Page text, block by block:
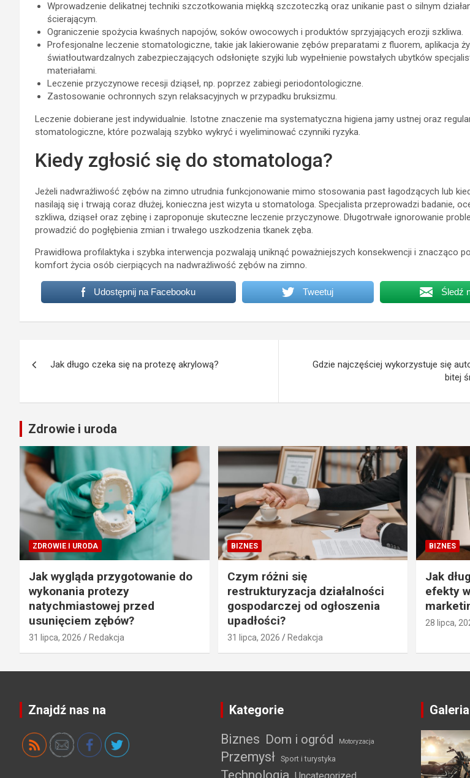
Wprowadzenie delikatnej techniki szczotkowania miękką szczoteczką oraz unikanie past o silnym
ścierającym.
Ograniczenie spożycia kwaśnych napojów, soków owocowych i produktów sprzyjających erozji szkliwa.
Profesjonalne leczenie stomatologiczne, takie jak lakierowanie zębów preparatami z fluorem, aplikacja
światłoutwardzalnych zabezpieczających odsłonięte szyjki lub wypełnienie powstałych ubytków
materiałami.
Leczenie przyczynowe recesji dziąseł, np. poprzez zabiegi periodontologiczne.
Zastosowanie ochronnych szyn relaksacyjnych w przypadku bruksizmu.
Leczenie dobierane jest indywidualnie. Istotne znaczenie ma systematyczna higiena jamy ustnej oraz
stomatologiczne, które pozwalają szybko wykryć i wyeliminować czynniki ryzyka.
Kiedy zgłosić się do stomatologa?
Jeżeli nadwrażliwość zębów na zimno utrudnia funkcjonowanie mimo stosowania past łagodzących lub
nasilają się i trwają coraz dłużej, konieczna jest wizyta u stomatologa. Specjalista przeprowadzi badanie,
szkliwa, dziąseł oraz zębinę i zaproponuje skuteczne leczenie przyczynowe. Długotrwałe ignorowanie
prowadzić do pogłębienia zmian i trwałego uszkodzenia tkanek zęba.
Prawidłowa profilaktyka i szybka interwencja pozwalają uniknąć poważniejszych konsekwencji i znacząco
komfort życia osób cierpiących na nadwrażliwość zębów na zimno.
Udostępnij na Facebooku Tweetuj Śledź
Jak długo czeka się na protezę akrylową?
Gdzie najczęściej wykorzystuje się
bitej
Zdrowie i uroda
ZDROWIE I URODA
Jak wygląda przygotowanie do
wykonania protezy
natychmiastowej przed
usunięciem zębów?
31 lipca, 2026 Redakcja
BIZNES
Czym różni się
restrukturyzacja działalności
gospodarczej od ogłoszenia
upadłości?
31 lipca, 2026 Redakcja
BIZNES
Jak
efekty
28 lipca,
Znajdź nas na Kategorie
Biznes Dom i ogród Motoryzacja
Przemysł Sport i turystyka
Technologia
Galeria